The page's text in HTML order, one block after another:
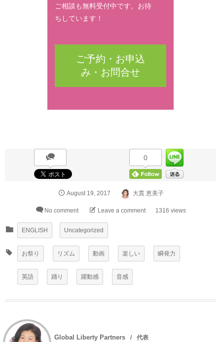
ご相談も無料受付中です。お待
ちしています！
ご予約・お申込
み・お問合せ
0
August 19 2017 大貫 恵美子
No comment Leave a comment 1316 views
ENGLISH Uncategorized
お祭り リズム 動画 楽しい 瞬発力
英語 踊り 躍動感 音感
Global Liberty Partners 代表